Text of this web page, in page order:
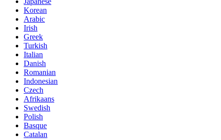
Korean
Arabic
Irish
Greek
Turkish
Italian
Danish
Romanian
Indonesian
Czech
Afrikaans
Swedish
Polish
Basque
Catalan